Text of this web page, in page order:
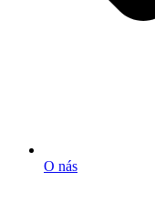
O nás